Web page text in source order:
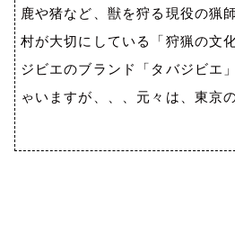
鹿や猪など、獣を狩る現役の猟
村が大切にしている「狩猟の文
ジビエのブランド「タバジビエ
ゃいますが、、、元々は、東京